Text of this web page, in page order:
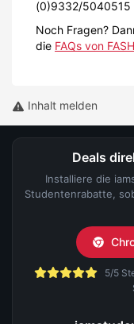
(0)9332/5040515
Noch Fragen?
die FAQs von
Inhalt melden
Deals
Installiere die
Studentenrabatte,
5/5